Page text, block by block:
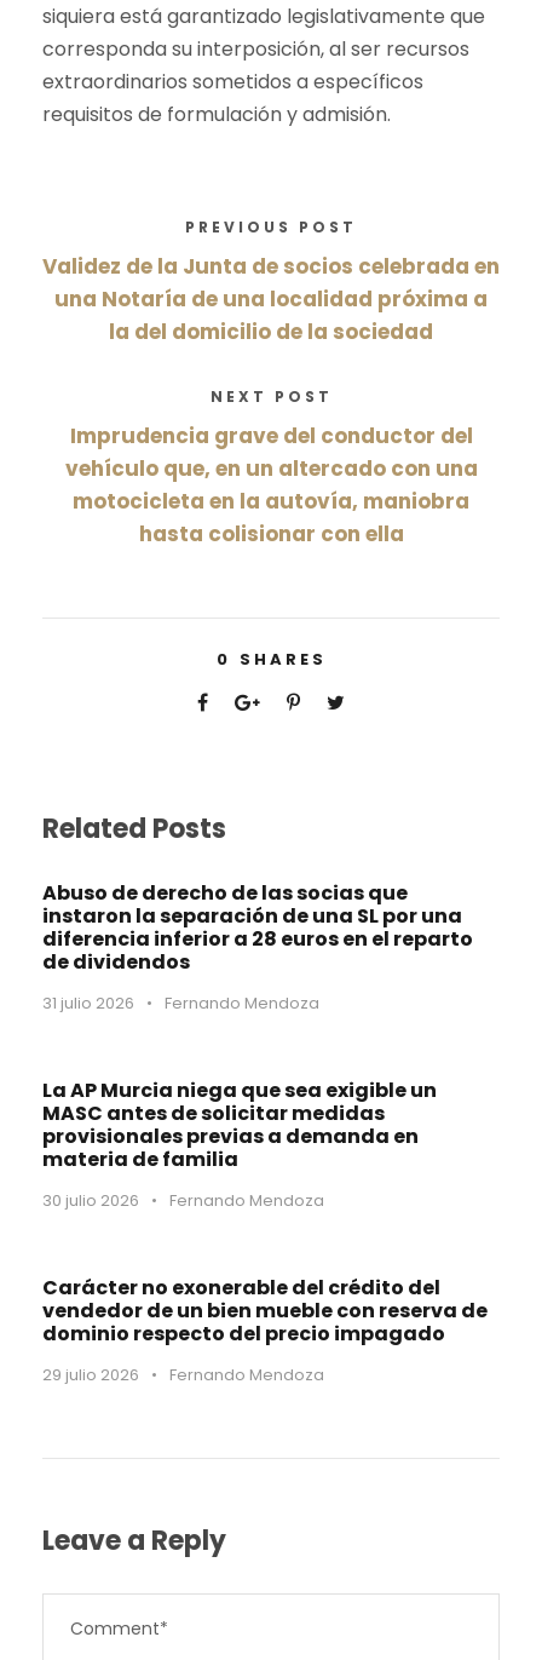
siquiera está garantizado legislativamente que
corresponda su interposición, al ser recursos
extraordinarios sometidos a específicos
requisitos de formulación y admisión.
PREVIOUS POST
Validez de la Junta de socios celebrada en
una Notaría de una localidad próxima a
la del domicilio de la sociedad
NEXT POST
Imprudencia grave del conductor del
vehículo que, en un altercado con una
motocicleta en la autovía, maniobra
hasta colisionar con ella
0 SHARES
Related Posts
Abuso de derecho de las socias que
instaron la separación de una SL por una
diferencia inferior a 28 euros en el reparto
de dividendos
31 julio 2026 • Fernando Mendoza
La AP Murcia niega que sea exigible un
MASC antes de solicitar medidas
provisionales previas a demanda en
materia de familia
30 julio 2026 • Fernando Mendoza
Carácter no exonerable del crédito del
vendedor de un bien mueble con reserva de
dominio respecto del precio impagado
29 julio 2026 • Fernando Mendoza
Leave a Reply